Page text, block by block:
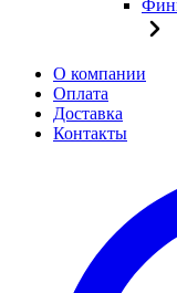
О компании
Оплата
Доставка
Контакты